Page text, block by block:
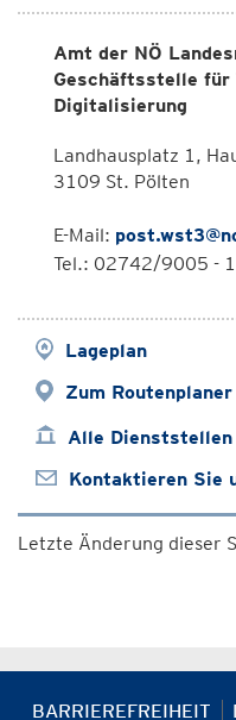
Amt der NÖ
Geschäftsstelle für
Digitalisierung
Landhausplatz 1,
3109 St. Pölten
E-Mail:
Tel.: 02742/9005 -
Lageplan
Zum Routenplaner
Alle Dienststellen
Kontaktieren Sie
Letzte Änderung dieser
BARRIEREFREIHEIT